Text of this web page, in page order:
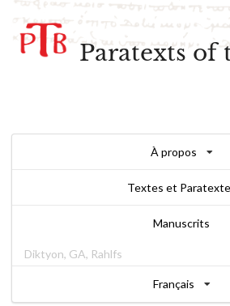
Paratexts of
À propos
Textes et
Manuscrits
Français